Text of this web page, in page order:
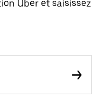
Uber et saisissez